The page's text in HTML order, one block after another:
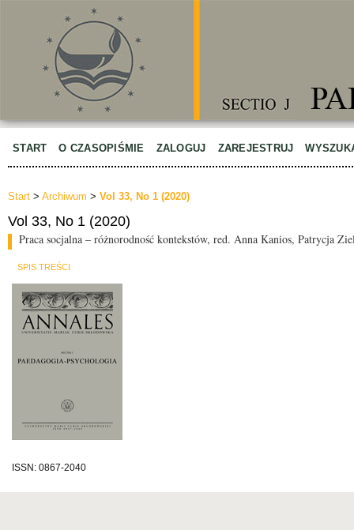
START O CZASOPIŚMIE ZALOGUJ ZAREJESTRUJ
Start > Archiwum > Vol 33, No 1 (2020)
Vol 33, No 1 (2020)
Praca socjalna – różnorodność kontekstów, red. Anna Kanios, Patrycja
SPIS TREŚCI
ISSN: 0867-2040